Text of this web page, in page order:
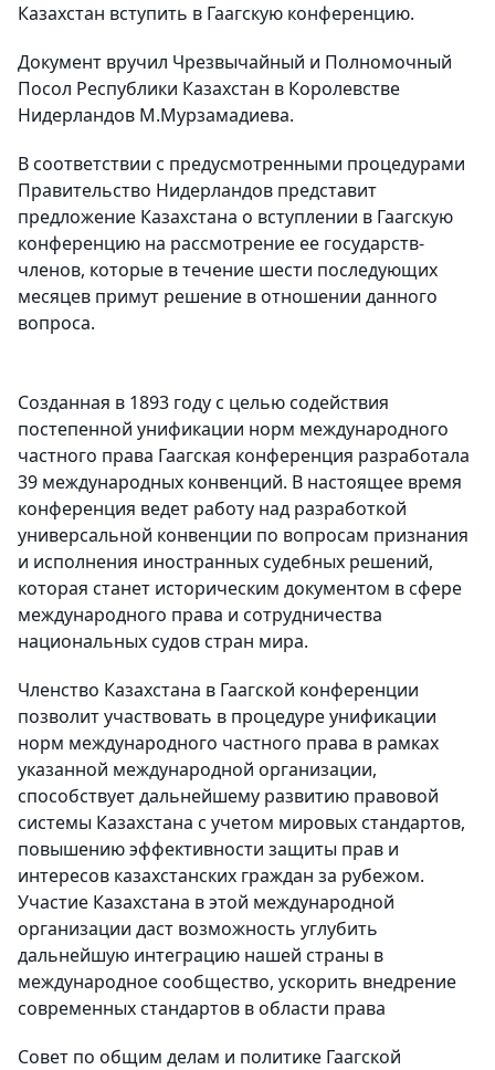
Казахстан вступить в Гаагскую конференцию.
Документ вручил Чрезвычайный и Полномочный
Посол Республики Казахстан в Королевстве
Нидерландов М.Мурзамадиева.
В соответствии с предусмотренными процедурами
Правительство Нидерландов представит
предложение Казахстана о вступлении в Гаагскую
конференцию на рассмотрение ее государств-
членов, которые в течение шести последующих
месяцев примут решение в отношении данного
вопроса.
Созданная в 1893 году с целью содействия
постепенной унификации норм международного
частного права Гаагская конференция разработала
39 международных конвенций. В настоящее время
конференция ведет работу над разработкой
универсальной конвенции по вопросам признания
и исполнения иностранных судебных решений,
которая станет историческим документом в сфере
международного права и сотрудничества
национальных судов стран мира.
Членство Казахстана в Гаагской конференции
позволит участвовать в процедуре унификации
норм международного частного права в рамках
указанной международной организации,
способствует дальнейшему развитию правовой
системы Казахстана с учетом мировых стандартов,
повышению эффективности защиты прав и
интересов казахстанских граждан за рубежом.
Участие Казахстана в этой международной
организации даст возможность углубить
дальнейшую интеграцию нашей страны в
международное сообщество, ускорить внедрение
современных стандартов в области права
Совет по общим делам и политике Гаагской